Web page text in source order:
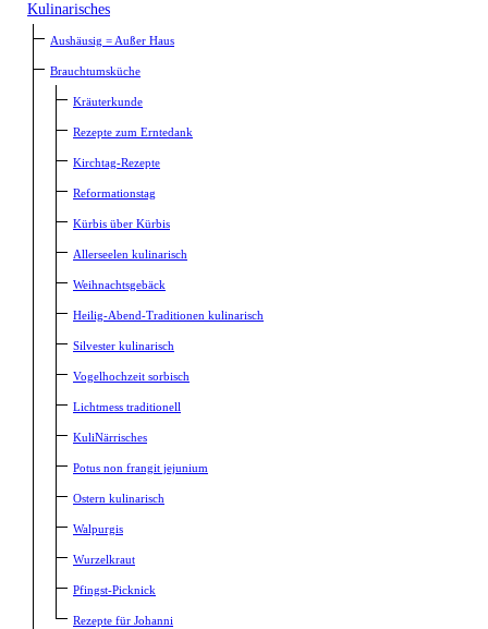
Kulinarisches
Aushäusig = Außer Haus
Brauchtumsküche
Kräuterkunde
Rezepte zum Erntedank
Kirchtag-Rezepte
Reformationstag
Kürbis über Kürbis
Allerseelen kulinarisch
Weihnachtsgebäck
Heilig-Abend-Traditionen kulinarisch
Silvester kulinarisch
Vogelhochzeit sorbisch
Lichtmess traditionell
KuliNärrisches
Potus non frangit jejunium
Ostern kulinarisch
Walpurgis
Wurzelkraut
Pfingst-Picknick
Rezepte für Johanni